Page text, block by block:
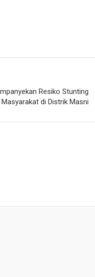
Resiko Stunting
Masyarakat di Distrik Masni